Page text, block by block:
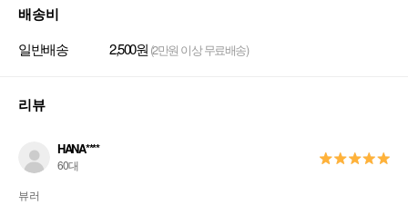
배송비
일반배송 2,500원 (2만원 이상 무료배송)
리뷰
HANA****
60대
뷰러